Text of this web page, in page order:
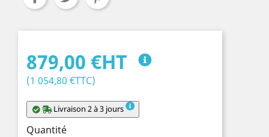
879,00 €HT
(1 054,80 €TTC)
Livraison 2 à 3 jours
Quantité